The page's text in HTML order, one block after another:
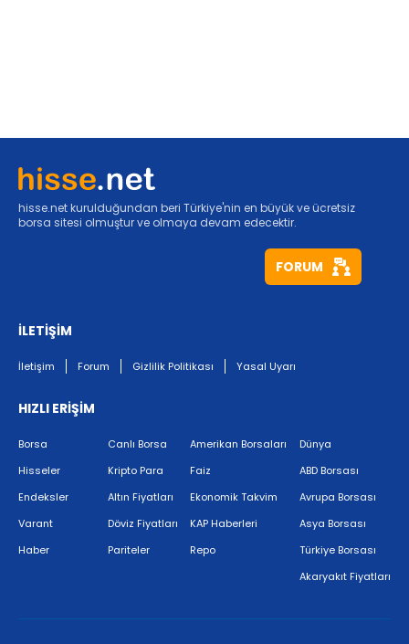
hisse.net kurulduğundan beri Türkiye'nin en büyük ve ücretsiz
borsa sitesi olmuştur ve olmaya devam edecektir.
FORUM
İLETİŞİM
İletişim Forum Gizlilik Politikası Yasal Uyarı
HIZLI ERİŞİM
Borsa
Hisseler
Endeksler
Varant
Haber
Canlı Borsa
Kripto Para
Altın Fiyatları
Döviz Fiyatları
Pariteler
Amerikan Borsaları
Faiz
Ekonomik Takvim
KAP Haberleri
Repo
Dünya
ABD Borsası
Avrupa Borsası
Asya Borsası
Türkiye Borsası
Akaryakıt Fiyatları